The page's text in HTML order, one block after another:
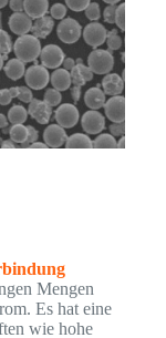
Mengen
Es hat eine
wie hohe